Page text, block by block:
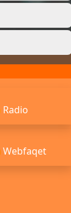
Radio
Webfaqet